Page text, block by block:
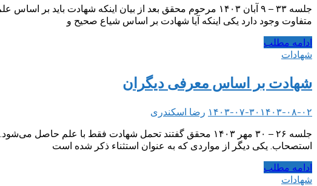
جلسه ۳۳ – ۹ آبان ۱۴۰۳ مرحوم محقق بعد از بیان اینکه
متفاوت وجود دارد یکی اینکه آیا شهادت بر اساس شیاع صحیح و
ادامه مطلب
شهادات
شهادت بر اساس معرفی دیگران
۱۴۰۳-۰۷-۳۰ ۱۴۰۳-۰۸-۰۲
رضا اسکندری
جلسه ۲۶ – ۳۰ مهر ۱۴۰۳ محقق گفتند تحمل شهادت فقط با
استصحاب. یکی دیگر از مواردی که به عنوان استثناء ذکر شده است
ادامه مطلب
شهادات